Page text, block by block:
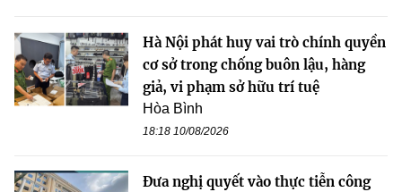
Hà Nội phát huy vai trò chính quyền
cơ sở trong chống buôn lậu, hàng
giả, vi phạm sở hữu trí tuệ
Hòa Bình
18:18 10/08/2026
Đưa nghị quyết vào thực tiễn công